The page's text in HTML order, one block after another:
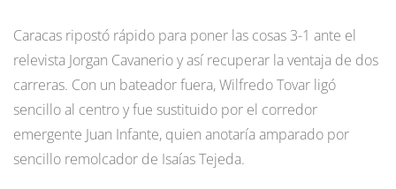
Caracas ripostó rápido para poner las cosas 3-1 ante el
relevista Jorgan Cavanerio y así recuperar la ventaja de dos
carreras. Con un bateador fuera, Wilfredo Tovar ligó
sencillo al centro y fue sustituido por el corredor
emergente Juan Infante, quien anotaría amparado por
sencillo remolcador de Isaías Tejeda.